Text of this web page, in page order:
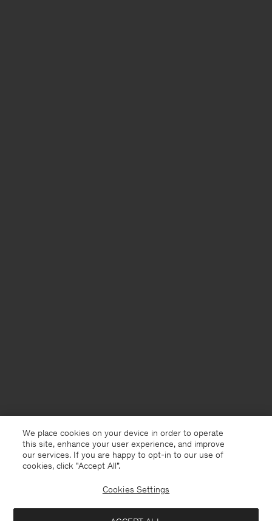
Sweden Svenska
We place cookies on your device in order to operate
this site, enhance your user experience, and improve
our services. If you are happy to opt-in to our use of
cookies, click "Accept All”.
Cookies Settings